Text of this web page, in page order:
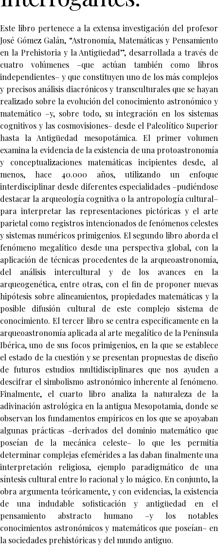
Este libro pertenece a la extensa investigación del profesor
José Gómez Galán, “Astronomía, Matemáticas y Pensamiento
en la Prehistoria y la Antigüedad”, desarrollada a través de
cuatro volúmenes –que actúan también como libros
independientes– y que constituyen uno de los más complejos
y precisos análisis diacrónicos y transculturales que se hayan
realizado sobre la evolución del conocimiento astronómico y
matemático –y, sobre todo, su integración en los sistemas
cognitivos y las cosmovisiones– desde el Paleolítico Superior
hasta la Antigüedad mesopotámica. El primer volumen
examina la evidencia de la existencia de una protoastronomía
y conceptualizaciones matemáticas incipientes desde, al
menos, hace 40.000 años, utilizando un enfoque
interdisciplinar desde diferentes especialidades –pudiéndose
destacar la arqueología cognitiva o la antropología cultural–
para interpretar las representaciones pictóricas y el arte
parietal como registros intencionados de fenómenos celestes
y sistemas numéricos primigenios. El segundo libro aborda el
fenómeno megalítico desde una perspectiva global, con la
aplicación de técnicas procedentes de la arqueoastronomía,
del análisis intercultural y de los avances en la
arqueogenética, entre otras, con el fin de proponer nuevas
hipótesis sobre alineamientos, propiedades matemáticas y la
posible difusión cultural de este complejo sistema de
conocimiento. El tercer libro se centra específicamente en la
arqueoastronomía aplicada al arte megalítico de la Península
Ibérica, uno de sus focos primigenios, en la que se establece
el estado de la cuestión y se presentan propuestas de diseño
de futuros estudios multidisciplinares que nos ayuden a
descifrar el simbolismo astronómico inherente al fenómeno.
Finalmente, el cuarto libro analiza la naturaleza de la
adivinación astrológica en la antigua Mesopotamia, donde se
observan los fundamentos empíricos en los que se apoyaban
algunas prácticas –derivados del dominio matemático que
poseían de la mecánica celeste– lo que les permitía
determinar complejas efemérides a las daban finalmente una
interpretación religiosa, ejemplo paradigmático de una
síntesis cultural entre lo racional y lo mágico. En conjunto, la
obra argumenta teóricamente, y con evidencias, la existencia
de una indudable sofisticación y antigüedad en el
pensamiento abstracto humano –y los notables
conocimientos astronómicos y matemáticos que poseían– en
la sociedades prehistóricas y del mundo antiguo.